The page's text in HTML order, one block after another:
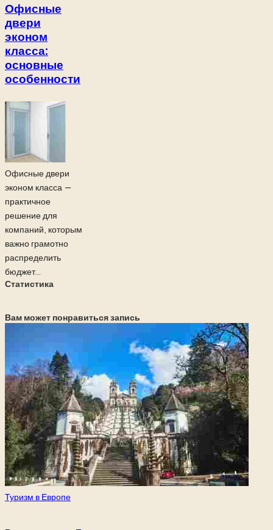
Офисные
двери
эконом
класса:
основные
особенности
Офисные двери
эконом класса —
практичное
решение для
компаний, которым
важно грамотно
распределить
бюджет...
Статистика
Вам может понравиться запись
Опубликовано
Туризм в Европе